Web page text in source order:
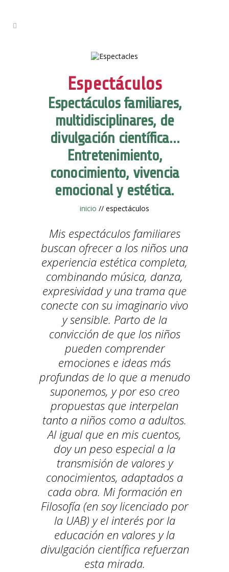
Espectáculos
Espectáculos familiares,
multidisciplinares, de
divulgación científica…
Entretenimiento,
conocimiento, vivencia
emocional y estética.
inicio // espectáculos
Mis espectáculos familiares
buscan ofrecer a los niños una
experiencia estética completa,
combinando música, danza,
expresividad y una trama que
conecte con su imaginario vivo
y sensible. Parto de la
convicción de que los niños
pueden comprender
emociones e ideas más
profundas de lo que a menudo
suponemos, y por eso creo
propuestas que interpelan
tanto a niños como a adultos.
Al igual que en mis cuentos,
doy un peso especial a la
transmisión de valores y
conocimientos, adaptados a
cada obra. Mi formación en
Filosofía (en soy licenciado por
la UAB) y el interés por la
educación en valores y la
divulgación científica refuerzan
esta mirada.